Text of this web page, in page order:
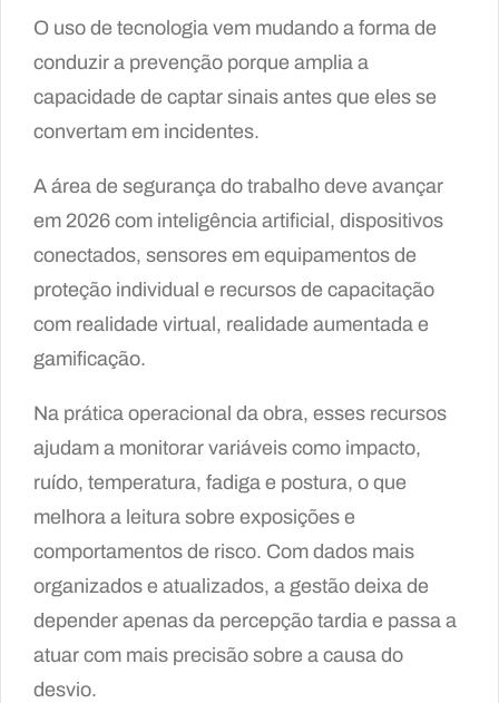
O uso de tecnologia vem mudando a forma de
conduzir a prevenção porque amplia a
capacidade de captar sinais antes que eles se
convertam em incidentes.
A área de segurança do trabalho deve avançar
em 2026 com inteligência artificial, dispositivos
conectados, sensores em equipamentos de
proteção individual e recursos de capacitação
com realidade virtual, realidade aumentada e
gamificação.
Na prática operacional da obra, esses recursos
ajudam a monitorar variáveis como impacto,
ruído, temperatura, fadiga e postura, o que
melhora a leitura sobre exposições e
comportamentos de risco. Com dados mais
organizados e atualizados, a gestão deixa de
depender apenas da percepção tardia e passa a
atuar com mais precisão sobre a causa do
desvio.